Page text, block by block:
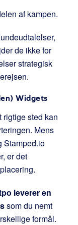
af kampen.
de ikke for
strategisk
Widgets
sted kan
Mens
Stamped.io
er det
leverer en
som du nemt
formål.